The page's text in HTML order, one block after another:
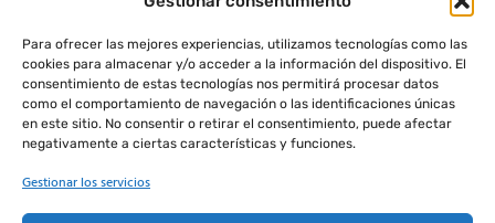
Para ofrecer las mejores experiencias, utilizamos tecnologías como las
cookies para almacenar y/o acceder a la información del dispositivo. El
consentimiento de estas tecnologías nos permitirá procesar datos
como el comportamiento de navegación o las identificaciones únicas
en este sitio. No consentir o retirar el consentimiento, puede afectar
negativamente a ciertas características y funciones.
Gestionar los servicios